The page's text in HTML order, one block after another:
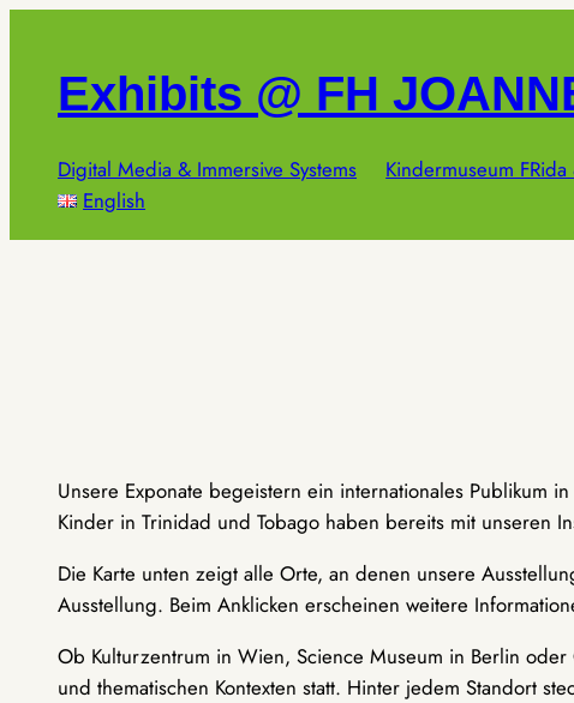
springenExhibits @ FH
Digital Media & Immersive Systems Kindermuseum
English
Unsere Exponate begeistern ein internationales Publikum
Kinder in Trinidad und Tobago haben bereits mit unseren
Die Karte unten zeigt alle Orte, an denen unsere
Ausstellung. Beim Anklicken erscheinen weitere
Ob Kulturzentrum in Wien, Science Museum in Berlin
und thematischen Kontexten statt. Hinter jedem Standort